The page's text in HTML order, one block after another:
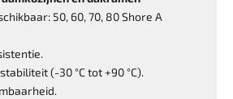
50, 60, 70, 80 Shore A
(-30 °C tot +90 °C).